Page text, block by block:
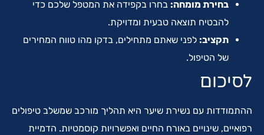
בחירת מומחה: בחרו בקפידה את המטפל שלכם כדי
להבטיח תוצאה טבעית ומדויקת.
תקציב: לפני שאתם מתחילים, בדקו מהו טווח המחירים
של הטיפול.
לסיכום
ההתמודדות עם נשירת שיער היא תהליך מורכב שמשלב טיפולים
רפואיים, שינויים באורח החיים ואפשרויות קוסמטיות. הדמיית